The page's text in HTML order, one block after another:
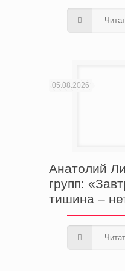
05.08.2026
Анатолий
групп:
тишина –